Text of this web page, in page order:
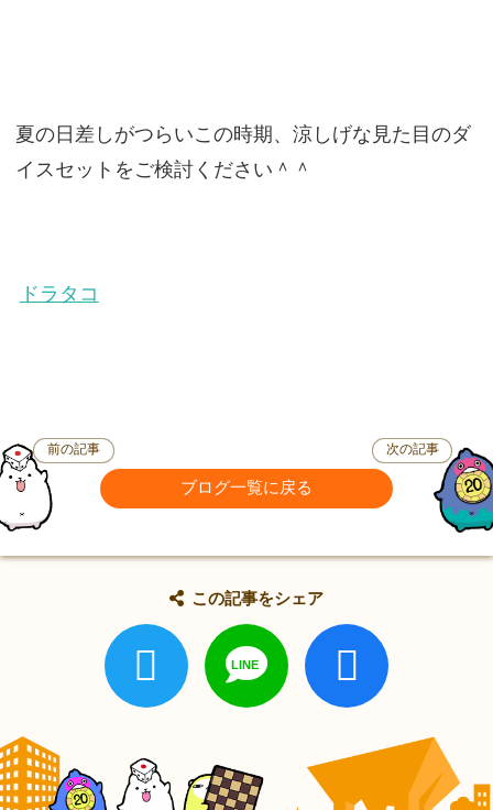
夏の日差しがつらいこの時期、涼しげな見た目のダ
イスセットをご検討ください＾＾
ドラタコ
前の記事
ブログ一覧に戻る
次の記事
この記事をシェア